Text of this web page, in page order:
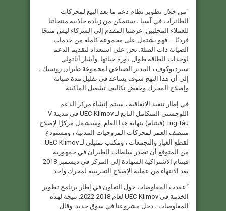
“من خلال تطوير نظام دعم ما بعد البيع لمحركات
الطائرات في آسيا ، سنتمكن من زيادة جاذبية منتجاتنا
للعملاء المحليين. عرضنا المقدم إلى الشركاء ليس منتجًا
فرديًا – فهو يشتمل على مجموعة كاملة من خدمات
الصيانة ذات الصلة. نحن على استعداد لتقديم الدعم
لوحدات الطاقة طوال دورة حياتها. وأشار أناتولي
سيرديوكوف ، المدير الصناعي لمجموعة طيران روستك ،
إلى أن هذا النهج سوف يساعد في تقليل مدة صيانة
وإصلاح المحرك وخفض تكاليف تشغيل الماكينة.
في إطار تنفيذ الاتفاقية ، سيتم إنشاء مركز الدعم
اللوجستي المتكامل التابع لـ UEC-Klimov في مدينة V
Tng Tàu (فيتنام) بنهاية هذا العام. وسيشمل مركزًا لإصلاح
منتصف العمر لمحركات المروحيات المدنية ، ومستودع
لقطع الغيار والتجمعات ، ومكتب تمثيلي لـ UEC-Klimov.
من المتوقع أن تصدر سلطات الطيران في جمهورية
فيتنام الاشتراكية الشهادة إلى المركز في ديسمبر 2018
بعد الانتهاء من عملية الإصلاح التجريبية لمحرك واحد.
“عقدت المفاوضات حول التعاون في إطار برنامج تطوير
الخدمة في UEC-Klimov لعام 2018-2022. نتيجة لهذه
المفاوضات ، دخل مشروعنا في سوق جديد. وقال